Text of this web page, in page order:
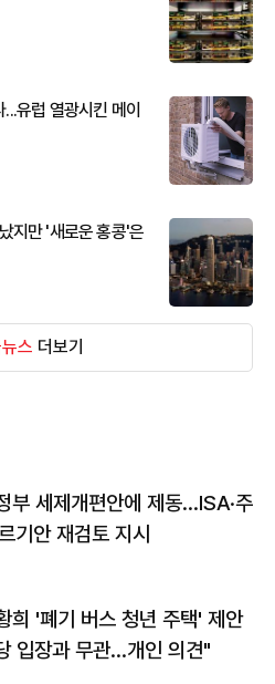
유럽 열광시킨 메이
지만 '새로운 홍콩'은
스 더보기
부 세제개편안에 제동…ISA·주
기안 재검토 지시
희 '폐기 버스 청년 주택' 제안
입장과 무관…개인 의견"